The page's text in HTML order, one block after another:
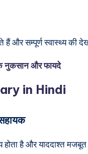
और सम्पूर्ण स्वास्थ्य की
नुकसान और फायदे
in Hindi
है और याददाश्त